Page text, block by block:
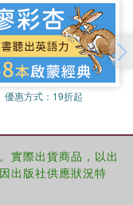
conception of
who believe that our
that our rights
respects, be
be expected to
extended defense of
harmfully using other
those persons are
waived their claims
優惠方式： 19折起
實際出貨商品，以出
出版社供應狀況特